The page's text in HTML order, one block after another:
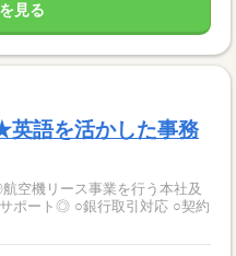
見る
語を活かした事務
ポート◎ ○銀行取引対応 ○契約